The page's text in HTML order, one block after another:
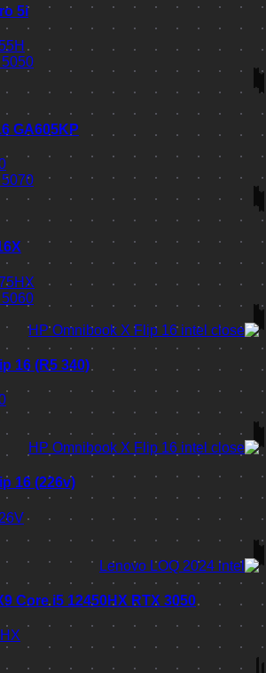
5i
GA605KP
16 (R5 340)
16 (226v)
Core i5 12450HX RTX 3050